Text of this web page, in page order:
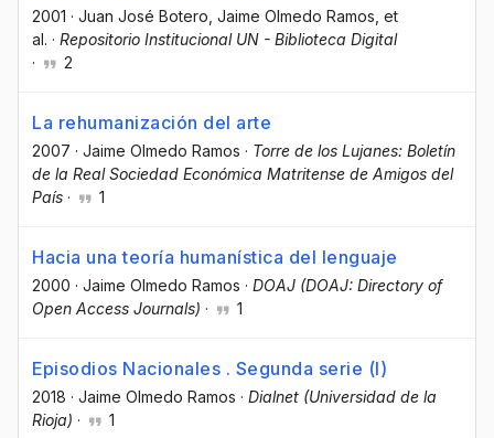
2001 · Juan José Botero , Jaime Olmedo Ramos , et
al. · Repositorio Institucional UN - Biblioteca Digital
·
2
La rehumanización del arte
2007 · Jaime Olmedo Ramos · Torre de los Lujanes: Boletín
de la Real Sociedad Económica Matritense de Amigos del
País · 1
Hacia una teoría humanística del lenguaje
2000 · Jaime Olmedo Ramos · DOAJ (DOAJ: Directory of
Open Access Journals) · 1
Episodios Nacionales . Segunda serie (I)
2018 · Jaime Olmedo Ramos · Dialnet (Universidad de la
Rioja) · 1